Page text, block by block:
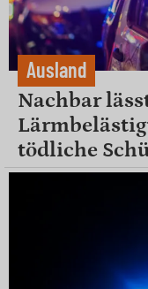
Ausland
Nachbar
tödliche